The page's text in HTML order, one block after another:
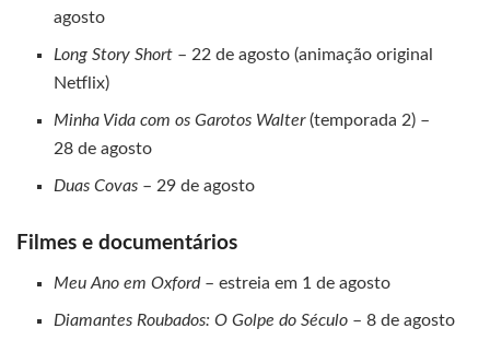
agosto
Long Story Short – 22 de agosto (animação original
Netflix)
Minha Vida com os Garotos Walter(temporada 2) –
28 de agosto
Duas Covas – 29 de agosto
Filmes e documentários
Meu Ano em Oxford– estreia em 1 de agosto
Diamantes Roubados: O Golpe do Século – 8 de agosto